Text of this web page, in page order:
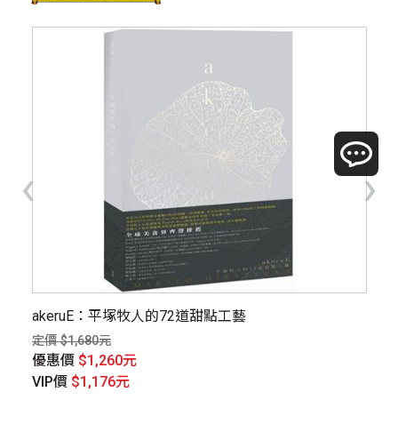
akeruE：平塚牧人的72道甜點工藝
定價 $1,680元
優惠價 $1,260元
VIP價 $1,176元
‹ ›